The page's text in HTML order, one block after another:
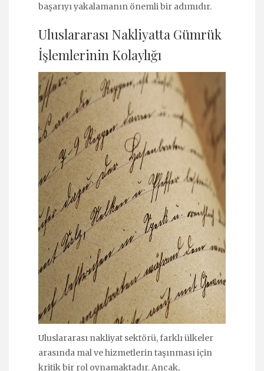
başarıyı yakalamanın önemli bir adımıdır.
Uluslararası Nakliyatta Gümrük
İşlemlerinin Kolaylığı
Uluslararası nakliyat sektörü, farklı ülkeler
arasında mal ve hizmetlerin taşınması için
kritik bir rol oynamaktadır. Ancak,